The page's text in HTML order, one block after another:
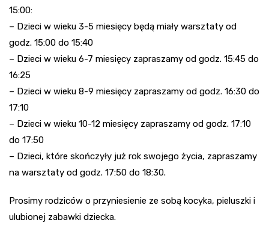
15:00:
– Dzieci w wieku 3-5 miesięcy będą miały warsztaty od
godz. 15:00 do 15:40
– Dzieci w wieku 6-7 miesięcy zapraszamy od godz. 15:45 do
16:25
– Dzieci w wieku 8-9 miesięcy zapraszamy od godz. 16:30 do
17:10
– Dzieci w wieku 10-12 miesięcy zapraszamy od godz. 17:10
do 17:50
– Dzieci, które skończyły już rok swojego życia, zapraszamy
na warsztaty od godz. 17:50 do 18:30.
Prosimy rodziców o przyniesienie ze sobą kocyka, pieluszki i
ulubionej zabawki dziecka.